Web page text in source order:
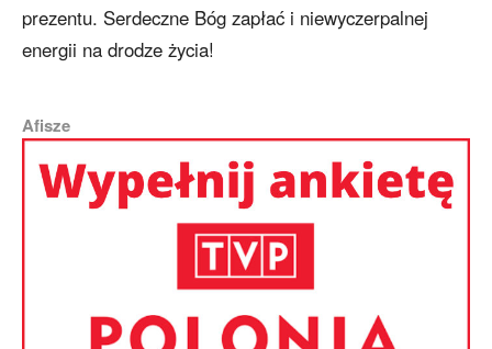
prezentu. Serdeczne Bóg zapłać i niewyczerpalnej
energii na drodze życia!
Afisze